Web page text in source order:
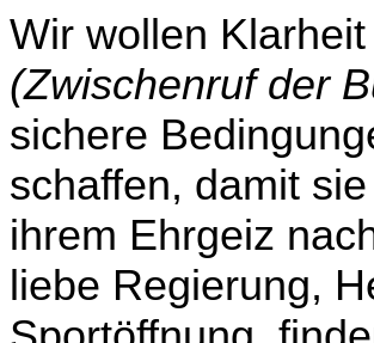
Wir wollen
(Zwischenruf der
sichere
schaffen, damit
ihrem Ehrgeiz
liebe Regierung,